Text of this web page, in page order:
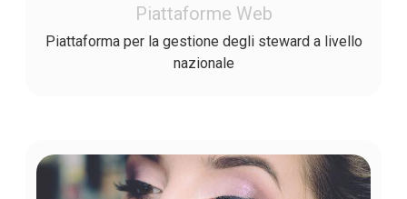
Piattaforme Web
Piattaforma per la gestione degli steward a livello
nazionale